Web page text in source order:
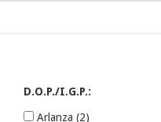
D.O.P./I.G.P.:
Arlanza (2)